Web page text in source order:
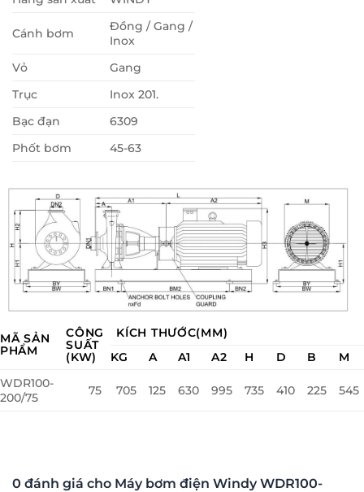
Cánh bơm
Đồng / Gang /
Inox
Vỏ
Gang
Trục
Inox 201.
Bạc đạn
6309
Phốt bơm
45-63
MÃ SẢN
PHẨM
CÔNG
SUẤT
(KW)
KÍCH THƯỚC(MM)
KG
A A1 A2 H D B
M
WDR100-
200/75
75 705 125 630 995 735 410 225 545
0 đánh giá cho Máy bơm điện Windy WDR100-